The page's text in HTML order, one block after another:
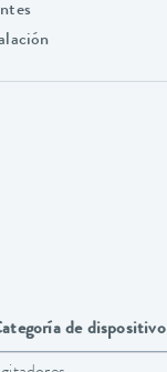
de dispositivo